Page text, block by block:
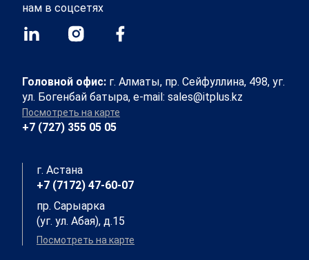
нам в соцсетях
Головной офис: г. Алматы, пр. Сейфуллина, 498, уг.
ул. Богенбай батыра, e-mail: sales@itplus.kz
Посмотреть на карте
+7 (727) 355 05 05
г. Астана
+7 (7172) 47-60-07
пр. Сарыарка
(уг. ул. Абая), д.15
Посмотреть на карте